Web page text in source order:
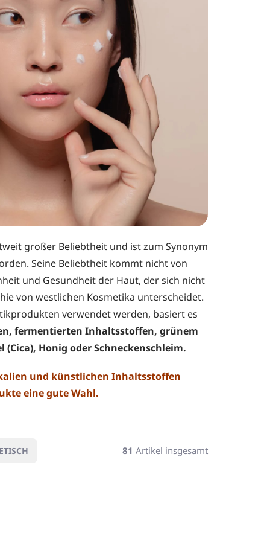
großer Beliebtheit und ist zum Synonym
Seine Beliebtheit kommt nicht von
und Gesundheit der Haut, der sich nicht
von westlichen Kosmetika unterscheidet.
verwendet werden, basiert es
fermentierten Inhaltsstoffen, grünem
(Cica), Honig oder Schneckenschleim.
und künstlichen Inhaltsstoffen
eine gute Wahl.
81 Artikel insgesamt